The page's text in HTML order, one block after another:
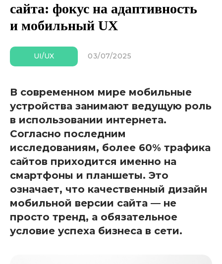
сайта: фокус на адаптивность
и мобильный UX
UI/UX 03/07/2025
В современном мире мобильные
устройства занимают ведущую роль
в использовании интернета.
Согласно последним
исследованиям, более 60% трафика
сайтов приходится именно на
смартфоны и планшеты. Это
означает, что качественный дизайн
мобильной версии сайта — не
просто тренд, а обязательное
условие успеха бизнеса в сети.